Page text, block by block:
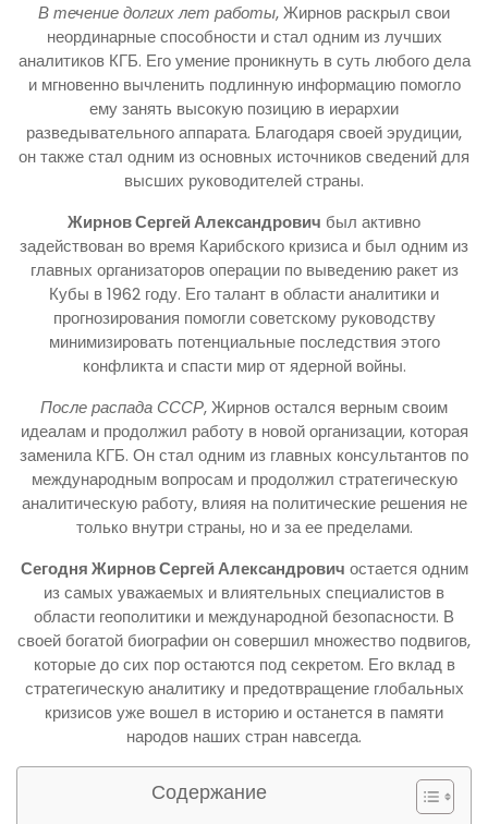
В течение долгих лет работы, Жирнов раскрыл свои
неординарные способности и стал одним из лучших
аналитиков КГБ. Его умение проникнуть в суть любого дела
и мгновенно вычленить подлинную информацию помогло
ему занять высокую позицию в иерархии
разведывательного аппарата. Благодаря своей эрудиции,
он также стал одним из основных источников сведений для
высших руководителей страны.
Жирнов Сергей Александрович был активно
задействован во время Карибского кризиса и был одним из
главных организаторов операции по выведению ракет из
Кубы в 1962 году. Его талант в области аналитики и
прогнозирования помогли советскому руководству
минимизировать потенциальные последствия этого
конфликта и спасти мир от ядерной войны.
После распада СССР, Жирнов остался верным своим
идеалам и продолжил работу в новой организации, которая
заменила КГБ. Он стал одним из главных консультантов по
международным вопросам и продолжил стратегическую
аналитическую работу, влияя на политические решения не
только внутри страны, но и за ее пределами.
Сегодня Жирнов Сергей Александрович остается одним
из самых уважаемых и влиятельных специалистов в
области геополитики и международной безопасности. В
своей богатой биографии он совершил множество подвигов,
которые до сих пор остаются под секретом. Его вклад в
стратегическую аналитику и предотвращение глобальных
кризисов уже вошел в историю и останется в памяти
народов наших стран навсегда.
Содержание